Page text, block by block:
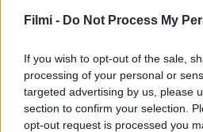
Filmi - Do Not Process My
If you wish to opt-out of the sale,
processing of your personal or
targeted advertising by us, please
section to confirm your selection.
opt-out request is processed you
Hasonló